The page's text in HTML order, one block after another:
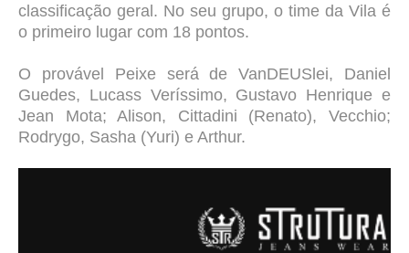
classificação geral. No seu grupo, o time da Vila é
o primeiro lugar com 18 pontos.
O provável Peixe será de VanDEUSlei, Daniel
Guedes, Lucass Veríssimo, Gustavo Henrique e
Jean Mota; Alison, Cittadini (Renato), Vecchio;
Rodrygo, Sasha (Yuri) e Arthur.